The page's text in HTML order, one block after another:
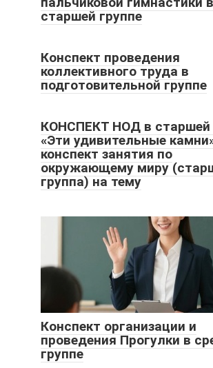
старшей группе
Конспект проведения
коллективного труда в
подготовительной группе
КОНСПЕКТ НОД в старшей
«Эти удивительные
конспект занятия по
окружающему миру
группа) на тему
Конспект организации и
проведения Прогулки в
группе